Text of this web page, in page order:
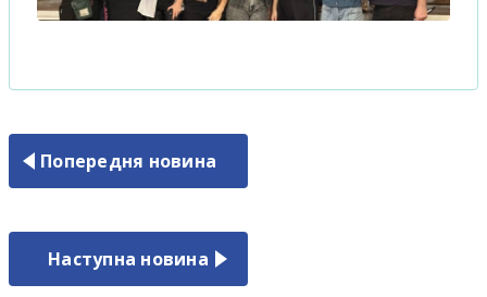
Попередня новина
Наступна новина